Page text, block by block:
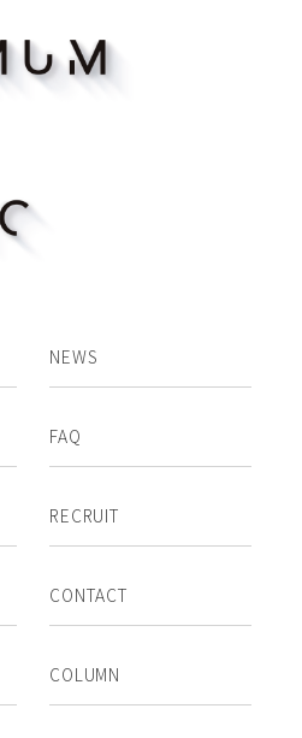
NEWS
FAQ
RECRUIT
CONTACT
COLUMN